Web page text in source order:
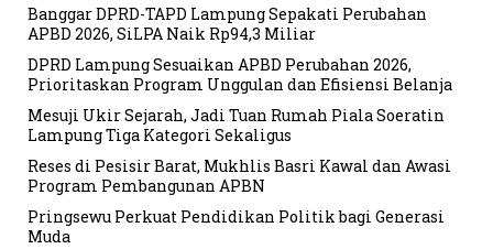
Banggar DPRD-TAPD Lampung Sepakati Perubahan
APBD 2026, SiLPA Naik Rp94,3 Miliar
DPRD Lampung Sesuaikan APBD Perubahan 2026,
Prioritaskan Program Unggulan dan Efisiensi Belanja
Mesuji Ukir Sejarah, Jadi Tuan Rumah Piala Soeratin
Lampung Tiga Kategori Sekaligus
Reses di Pesisir Barat, Mukhlis Basri Kawal dan Awasi
Program Pembangunan APBN
Pringsewu Perkuat Pendidikan Politik bagi Generasi
Muda